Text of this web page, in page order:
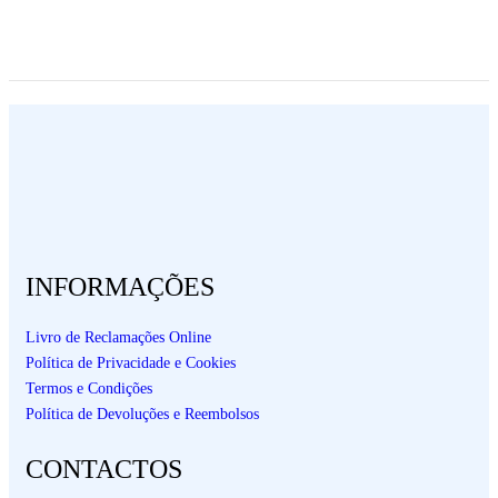
INFORMAÇÕES
Livro de Reclamações Online
Política de Privacidade e Cookies
Termos e Condições
Política de Devoluções e Reembolsos
CONTACTOS